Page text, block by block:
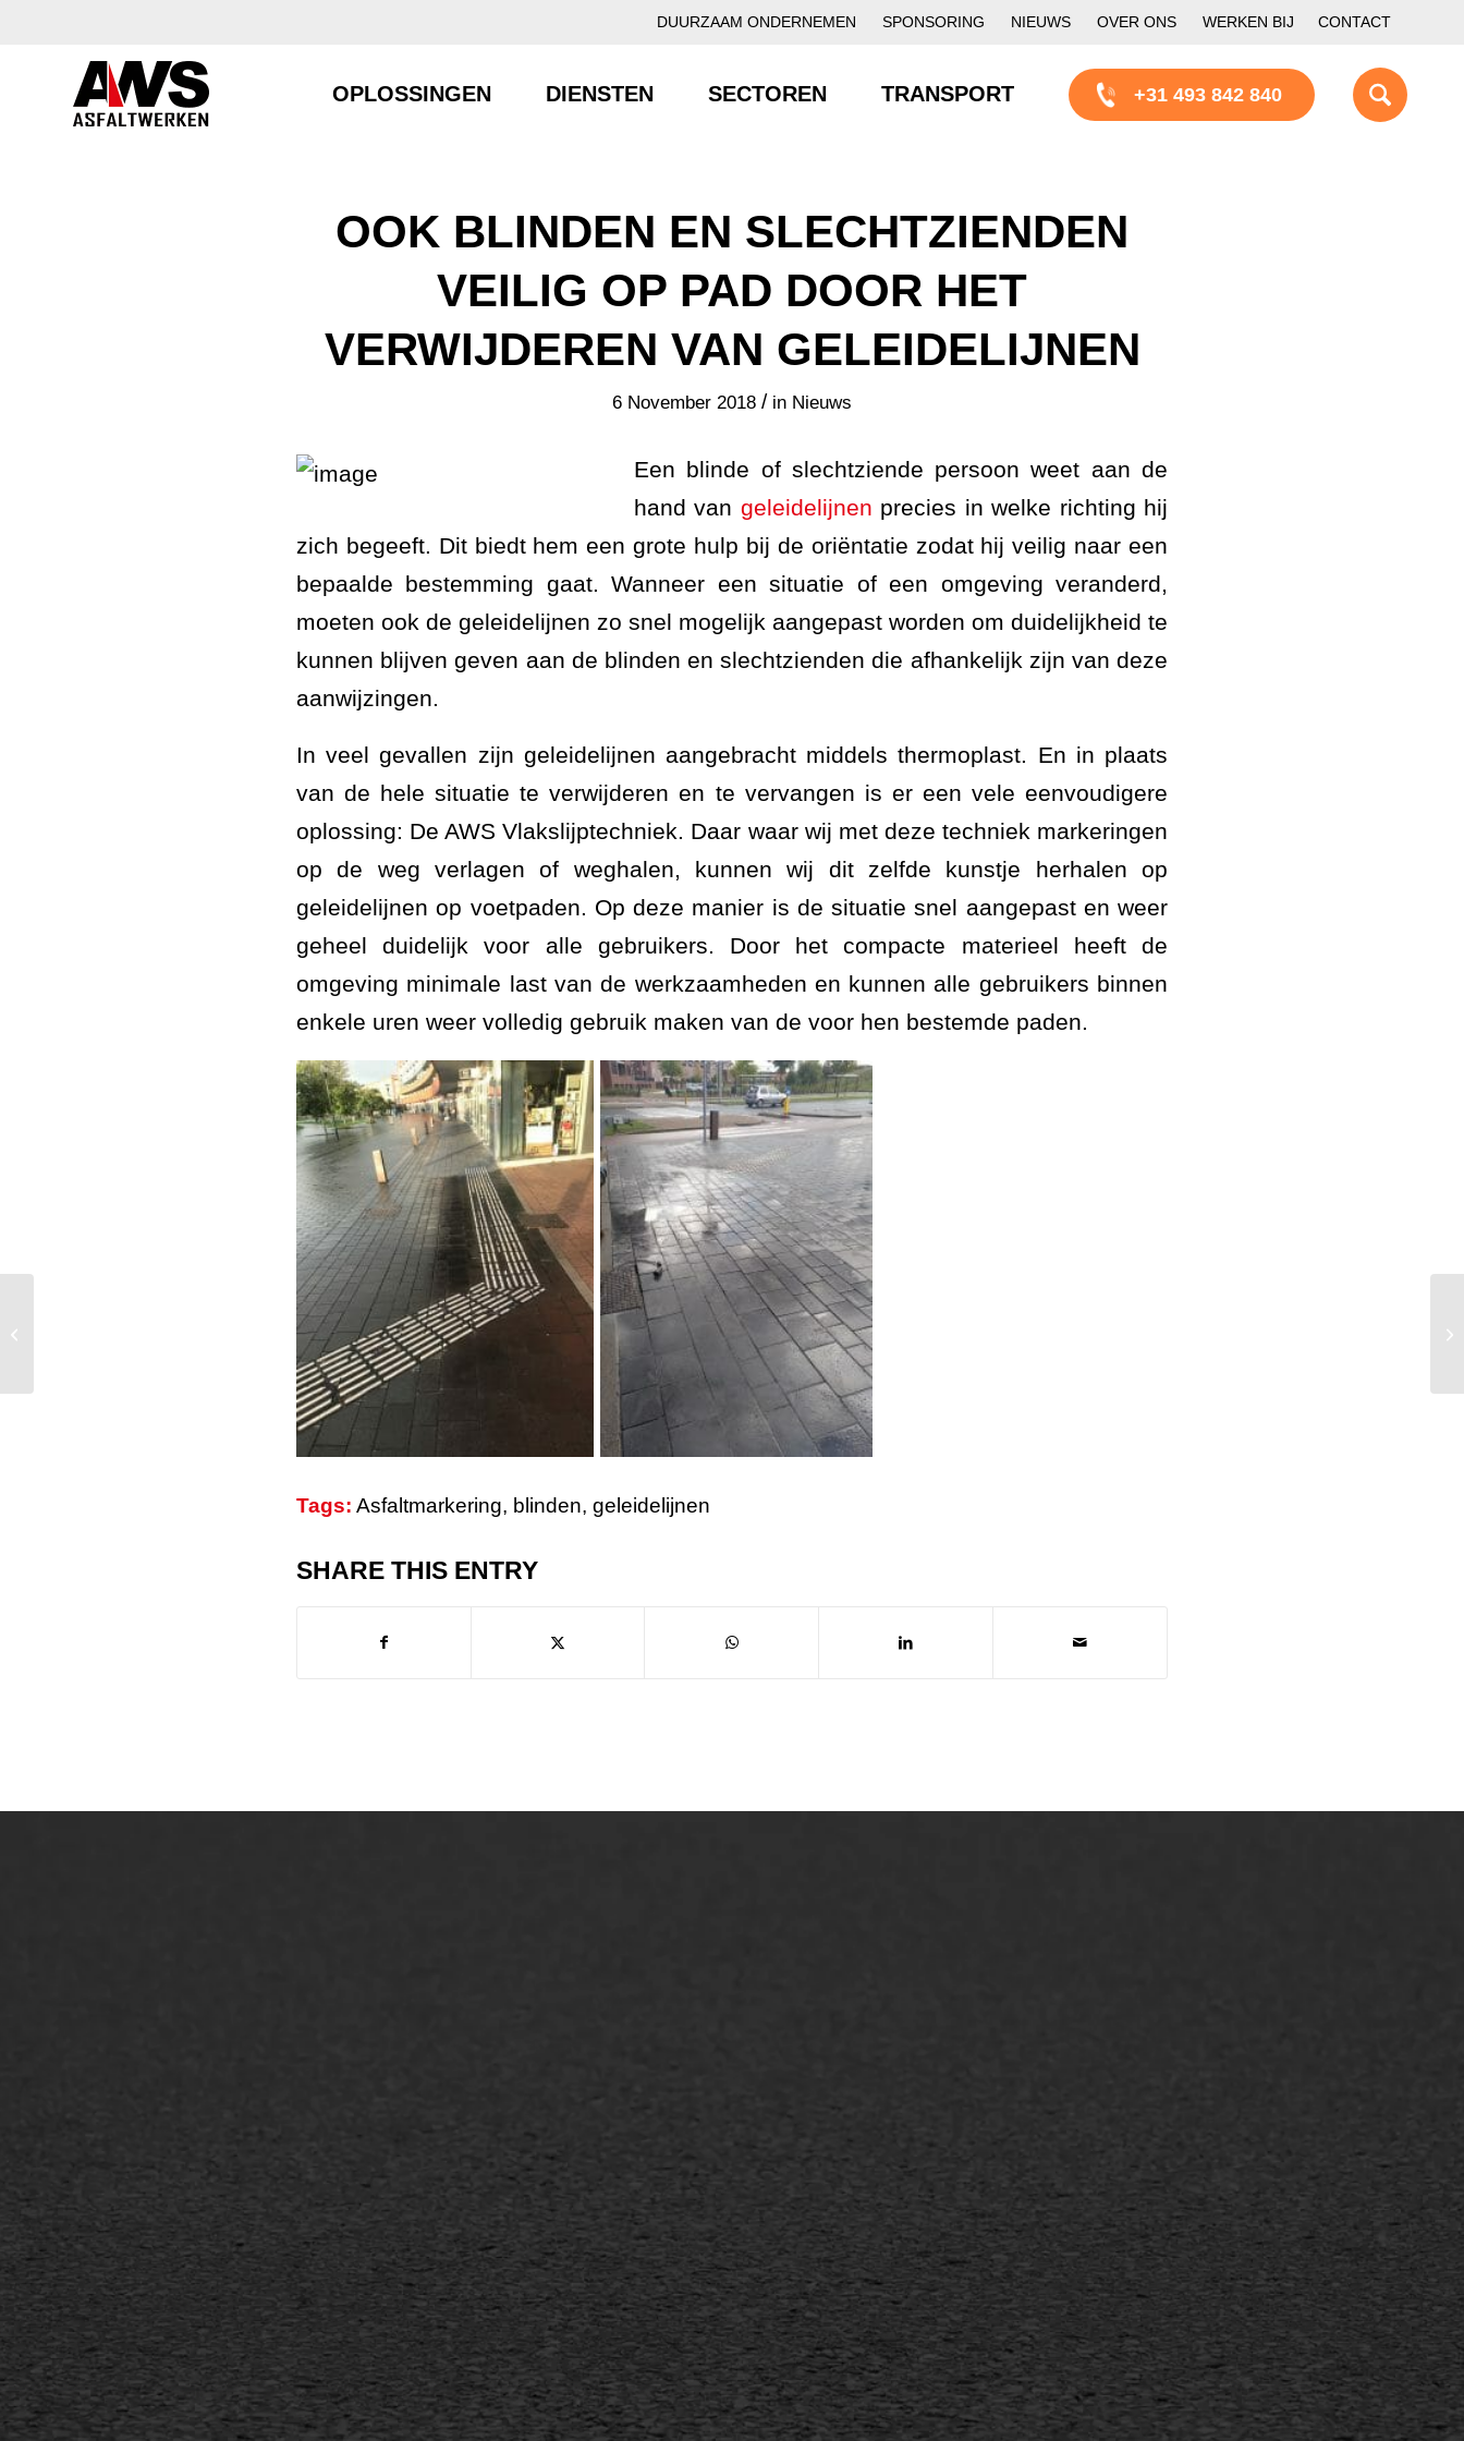
DUURZAAM ONDERNEMEN SPONSORING NIEUWS OVER ONS WERKEN BIJ CONTACT
OPLOSSINGEN DIENSTEN SECTOREN TRANSPORT +31 493 842 840
OOK BLINDEN EN SLECHTZIENDEN
VEILIG OP PAD DOOR HET
VERWIJDEREN VAN GELEIDELIJNEN
6 November 2018 / in Nieuws
Een blinde of slechtziende persoon weet aan de
hand van geleidelijnen precies in welke richting hij
zich begeeft. Dit biedt hem een grote hulp bij de oriëntatie zodat hij veilig naar een
bepaalde bestemming gaat. Wanneer een situatie of een omgeving veranderd,
moeten ook de geleidelijnen zo snel mogelijk aangepast worden om duidelijkheid te
kunnen blijven geven aan de blinden en slechtzienden die afhankelijk zijn van deze
aanwijzingen.
In veel gevallen zijn geleidelijnen aangebracht middels thermoplast. En in plaats
van de hele situatie te verwijderen en te vervangen is er een vele eenvoudigere
oplossing: De AWS Vlakslijptechniek. Daar waar wij met deze techniek markeringen
op de weg verlagen of weghalen, kunnen wij dit zelfde kunstje herhalen op
geleidelijnen op voetpaden. Op deze manier is de situatie snel aangepast en weer
geheel duidelijk voor alle gebruikers. Door het compacte materieel heeft de
omgeving minimale last van de werkzaamheden en kunnen alle gebruikers binnen
enkele uren weer volledig gebruik maken van de voor hen bestemde paden.
Tags: Asfaltmarkering, blinden, geleidelijnen
SHARE THIS ENTRY
Markering verlagen
WIJ WERKEN VOOR
GWW aannemers
Overheid
Industrie & MKB
Agrarische bedrijven
Bitumineuze voegvulling
Gietasfalt reparatie
Verwijderen markering
Vlakslijpen
Inschrijven nieuwsbrief
Duurzaam ondernemen